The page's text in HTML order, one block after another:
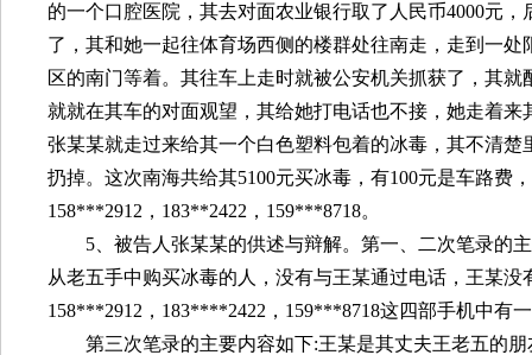
的一个口腔医院，其去对面农业银行取了人民币4000元，
了，其和她一起往体育场西侧的楼群处往南走，走到一
区的南门等着。其往车上走时就被公安机关抓获了，其
就就在其车的对面观望，其给她打电话也不接，她走着
张某某就走过来给其一个白色塑料包着的冰毒，其不清
扔掉。这次南海共给其5100元买冰毒，有100元是车路费
158***2912 ， 183**2422 ， 159***8718。
5 、被告人张某某的供述与辩解。第一、二次笔录的
从老五手中购买冰毒的人，没有与王某通过电话，王某
158***2912 ， 183****2422 ， 159***8718这四部手机中有
第三次笔录的主要内容如下:王某是其丈夫王老五的